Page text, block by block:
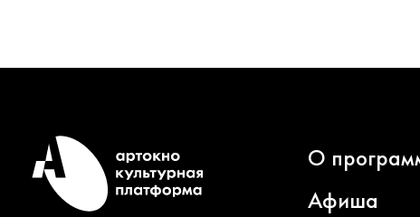
О
Афиша